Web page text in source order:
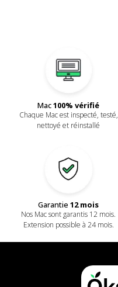
Mac100% vérifié
Chaque Mac est inspecté, testé,
nettoyé et réinstallé
Garantie 12 mois
Nos Mac sont garantis 12 mois.
Extension possible à 24 mois.